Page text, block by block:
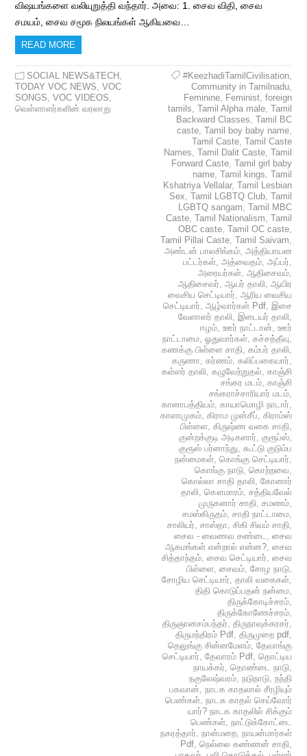
விஷயங்களை வலியுறுத்தி வந்தார். அவை: 1. சைவ விதி, சைவ
சமயம், சைவ சமூக நிலயங்கள் ஆகியவை…
READ MORE
SOCIAL NEWS&TECH ,
TODAY VOC NEWS,VOC
SONGS,VOC VIDEOS,
வெள்ளாளர்களின் வரலாறு
#KeezhadiTamilCivilisation,
Community in Tamilnadu,
Feminine, Feminist, foreign
tamils, Tamil Alpha male, Tamil
Backward Classes, Tamil BC
caste, Tamil boy baby name,
Tamil Caste, Tamil Caste
Names, Tamil Dalit Caste, Tamil
Forward Caste, Tamil girl baby
name, Tamil kings, Tamil
Kshatriya Vellalar, Tamil Lesbian
Sex, Tamil LGBTQ Club, Tamil
LGBTQ sangam, Tamil MBC
Caste, Tamil Nationalism, Tamil
OBC caste, Tamil OC caste,
Tamil Pillai Caste, Tamil Saivam,
அண்டன் பாலசிங்கம், அத்தியாயன
பட்டர்கள், அத்வைதம், அப்பர்,
அரையர்கள், ஆதிசைவம்,
ஆதிசைவர், ஆயர் தாலி, ஆயிர
வைசிய செட்டியார், ஆரிய வைசிய
செட்டியார், ஆழ்வார்கள் Pdf, இசை
வேளாளர் தாலி, இடையர் தாலி,
ஈழம், ஊர் நாட்டான், ஊர்
நாட்டாமை, ஓதுவார்கள், கச்சத்தீவு,
கணக்கு பிள்ளை சாதி, கம்பர் தாலி,
கருணா, கர்ணம், கலிப்பகையார்,
கள்ளர் தாலி, கழுவேற்றுதல், காஞ்சி
சங்கர மடம், காஞ்சி
சங்கராச்சாரியார் மடம்,
கானாபத்தியம், காயாமொழி நாடார்,
காளாமுகம், கிராம முன்சீப், கிராம்ஸ்
பிள்ளை, கிருஷ்ண வகை சாதி,
குன்றக்குடி அடிகளார், குரூப்ஸ்,
குரூஸ் பர்னாந்து, கூட்டு குடும்ப
நன்மைகள், கொங்கு செட்டியார்,
கொங்கு நாடு, கொற்றவை,
கொல்லா சாதி தாலி, கோனார்
தாலி, கௌமாரம், சத்தியவேல்
முருகனார் சாதி, சமணம்,
சமஸ்கிருதம், சாதி நாட்டாமை,
சாலியர், சாஸ்தா, சிகி சிவம் சாதி,
சைவ - வைணவ சண்டை, சைவ
ஆகமங்கள் என்றால் என்ன?, சைவ
சித்தாந்தம், சைவ செட்டியார், சைவ
பிள்ளை, சைவம், சோழ நாடு,
சோழிய செட்டியார், தாலி வகைகள்,
திதி கொடுப்பதன் நன்மை,
திருக்கோடிச்சரம்,
திருக்கோணேச்சரம்,
திருஞானசம்பந்தர், திருநாவுக்கரசர்,
திருமந்திரம் Pdf, திருமுறை pdf,
தெலுங்கு சின்னமேளம், தேவாங்கு
செட்டியார், தேவாரம் Pdf, தொட்டிய
நாயக்கர், தொண்டை நாடு,
நகுலேஷ்வரம், நடுநாடு, நந்தி
பகவான், நாடக காதலால் சீரழியும்
பெண்கள், நாடக காதல் செய்வோர்
யார்? நாடக காதலில் சிக்கும்
பெண்கள், நாட்டுக்கோட்டை
நகரத்தார், நான்மறை, நாயன்மார்கள்
Pdf, நெல்லை கண்ணன் சாதி,